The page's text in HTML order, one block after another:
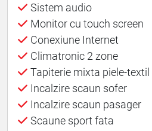
Sistem audio
Monitor cu touch screen
Conexiune Internet
Climatronic 2 zone
Tapiterie mixta piele-textil
Incalzire scaun sofer
Incalzire scaun pasager
Scaune sport fata